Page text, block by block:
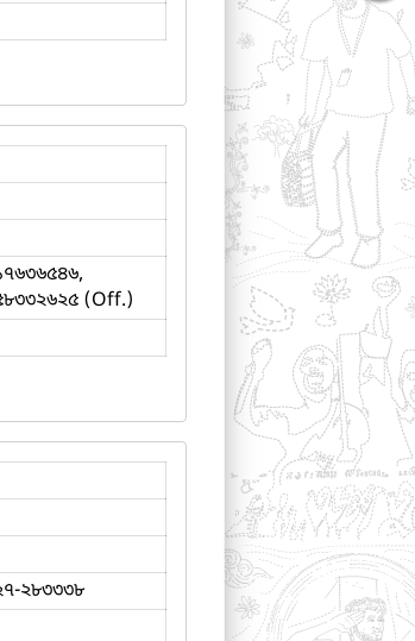
(Off.)
২৮৩৩৩৮